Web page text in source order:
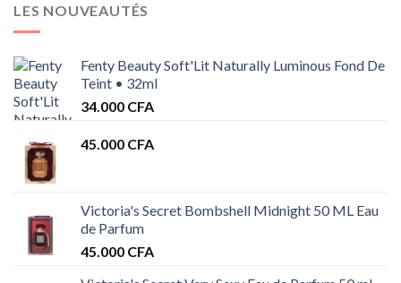
LES NOUVEAUTÉS
Fenty Beauty Soft'Lit Naturally Luminous Fond De
Teint • 32ml
34.000 CFA
45.000 CFA
Victoria's Secret Bombshell Midnight 50 ML Eau
de Parfum
45.000 CFA